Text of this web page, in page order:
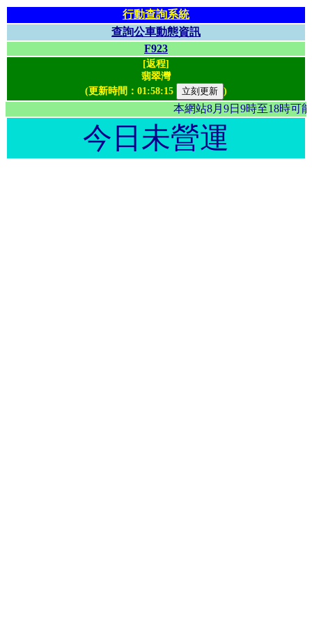
行動查詢系統
查詢公車動態資訊
F923
[返程]
翡翠灣
(更新時間： 01:58:15 )
本網站8月9日9時至18
今日未營運